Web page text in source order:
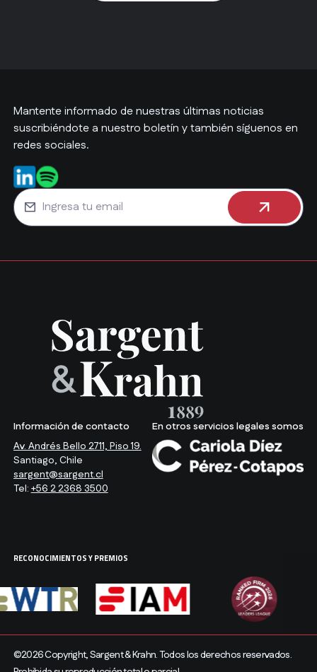
Mantente informado de nuestras últimas noticias
suscribiéndote a nuestro boletín y también síguenos en
redes sociales.
Información de contacto
Av. Andrés Bello 2711, Piso 19.
Santiago, Chile
sargent@sargent.cl
Tel:+56 2 2368 3500
En otros servicios legales somos
RECONOCIMIENTOS Y PREMIOS
©2026 Copyright, Sargent & Krahn. Todos los derechos reservados.